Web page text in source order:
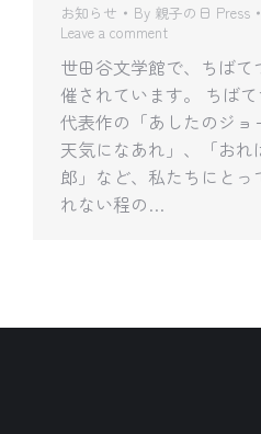
お知らせ By 親子の日 Press
Leave a comment
世田谷文学館で、ちば
催されています。 ちばて
代表作の「あしたのジョ
天気になあれ」、「お
郎」など、私たちにとっ
れない程の…